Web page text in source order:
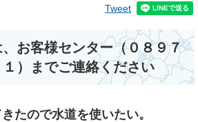
Tweet
お客様センター（０８９７
１）までご連絡ください
たので水道を使いたい。